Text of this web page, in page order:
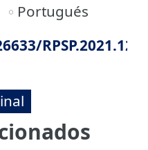
Portugués
RPSP.2021.129